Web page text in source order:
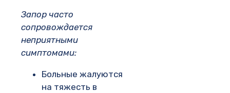
Запор часто
сопровождается
неприятными
симптомами:
Больные жалуются
на тяжесть в